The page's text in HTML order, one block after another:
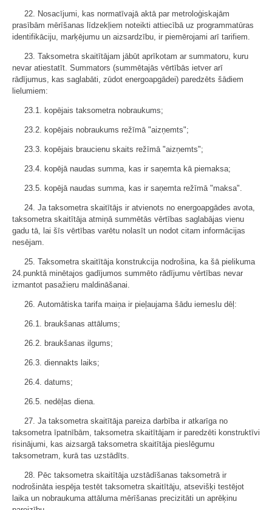
22. Nosacījumi, kas normatīvajā aktā par metroloģiskajām
prasībām mērīšanas līdzekļiem noteikti attiecībā uz programmatūras
identifikāciju, marķējumu un aizsardzību, ir piemērojami arī tarifiem.
23. Taksometra skaitītājam jābūt aprīkotam ar summatoru, kuru
nevar atiestatīt. Summators (summētajās vērtībās ietver arī
rādījumus, kas saglabāti, zūdot energoapgādei) paredzēts šādiem
lielumiem:
23.1. kopējais taksometra nobraukums;
23.2. kopējais nobraukums režīmā "aizņemts";
23.3. kopējais braucienu skaits režīmā "aizņemts";
23.4. kopējā naudas summa, kas ir saņemta kā piemaksa;
23.5. kopējā naudas summa, kas ir saņemta režīmā "maksa".
24. Ja taksometra skaitītājs ir atvienots no energoapgādes avota,
taksometra skaitītāja atmiņā summētās vērtības saglabājas vienu
gadu tā, lai šīs vērtības varētu nolasīt un nodot citam informācijas
nesējam.
25. Taksometra skaitītāja konstrukcija nodrošina, ka šā pielikuma
24.punktā minētajos gadījumos summēto rādījumu vērtības nevar
izmantot pasažieru maldināšanai.
26. Automātiska tarifa maiņa ir pieļaujama šādu iemeslu dēļ:
26.1. braukšanas attālums;
26.2. braukšanas ilgums;
26.3. diennakts laiks;
26.4. datums;
26.5. nedēļas diena.
27. Ja taksometra skaitītāja pareiza darbība ir atkarīga no
taksometra īpatnībām, taksometra skaitītājam ir paredzēti konstruktīvi
risinājumi, kas aizsargā taksometra skaitītāja pieslēgumu
taksometram, kurā tas uzstādīts.
28. Pēc taksometra skaitītāja uzstādīšanas taksometrā ir
nodrošināta iespēja testēt taksometra skaitītāju, atsevišķi testējot
laika un nobraukuma attāluma mērīšanas precizitāti un aprēķinu